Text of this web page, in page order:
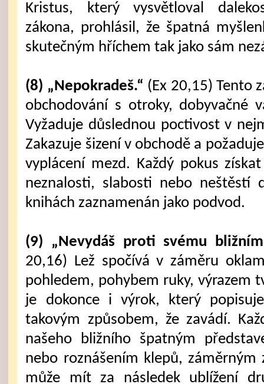
Kristus, který vysvětloval
zákona, prohlásil, že špatná
skutečným hříchem tak jako sám
(8) „Nepokradeš.“ (Ex 20,15) Tento
obchodování s otroky, dobyvačné
Vyžaduje důslednou poctivost v
Zakazuje šizení v obchodě a
vyplácení mezd. Každý pokus
neznalosti, slabosti nebo neštěstí
knihách zaznamenán jako podvod.
(9) „Nevydáš proti svému
20,16) Lež spočívá v záměru
pohledem, pohybem ruky, výrazem
je dokonce i výrok, který
takovým způsobem, že zavádí.
našeho bližního špatným
nebo roznášením klepů, záměrným
může mít za následek ublížení